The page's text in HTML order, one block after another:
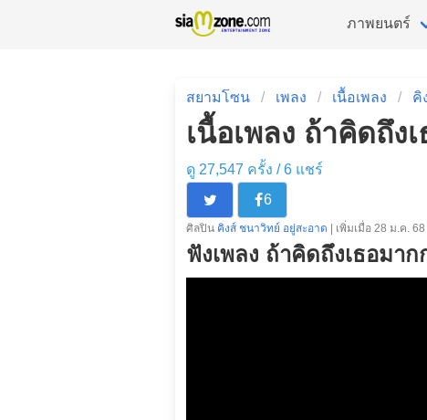
ภาพยนตร์
สยามโซน เพลง เนื้อเพลง คิ
เนื้อเพลง ถ้าคิดถึ
ดู 27,547 ครั้ง /6 แชร์
6
ศิลปิน คิงส์ ชนาวิทย์ อยู่สะอาด | เพิ่มเมื่อ 28 ม.ค. 68
ฟังเพลง ถ้าคิดถึงเธอมาก